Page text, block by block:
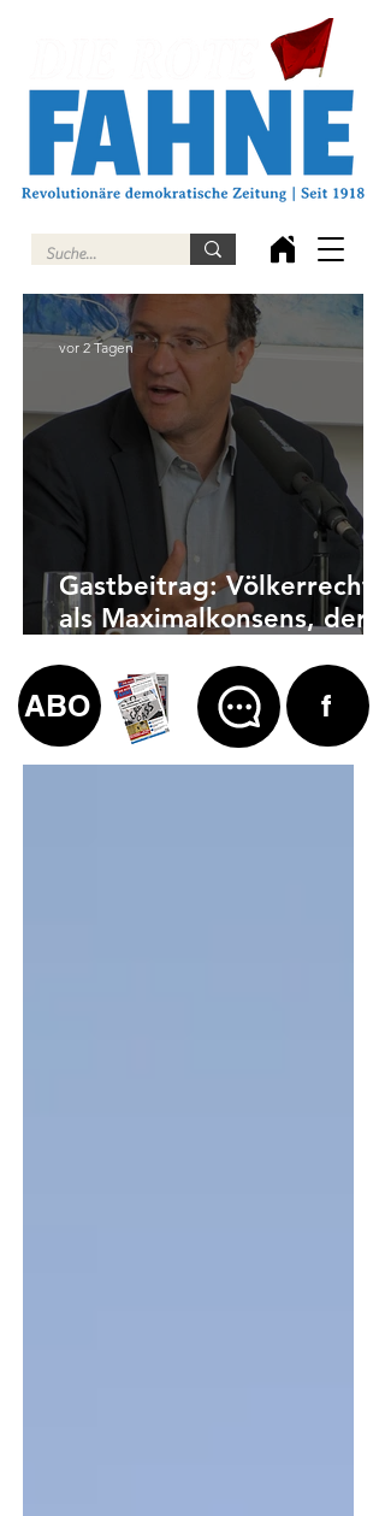
Gastbeitrag: Völkerrecht
als Maximalkonsens, der
vor 2 Tagen
ABO f